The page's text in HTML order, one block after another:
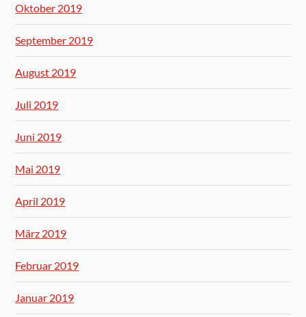
Oktober 2019
September 2019
August 2019
Juli 2019
Juni 2019
Mai 2019
April 2019
März 2019
Februar 2019
Januar 2019